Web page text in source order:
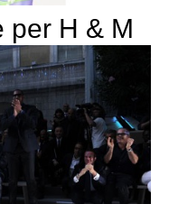
per H & M